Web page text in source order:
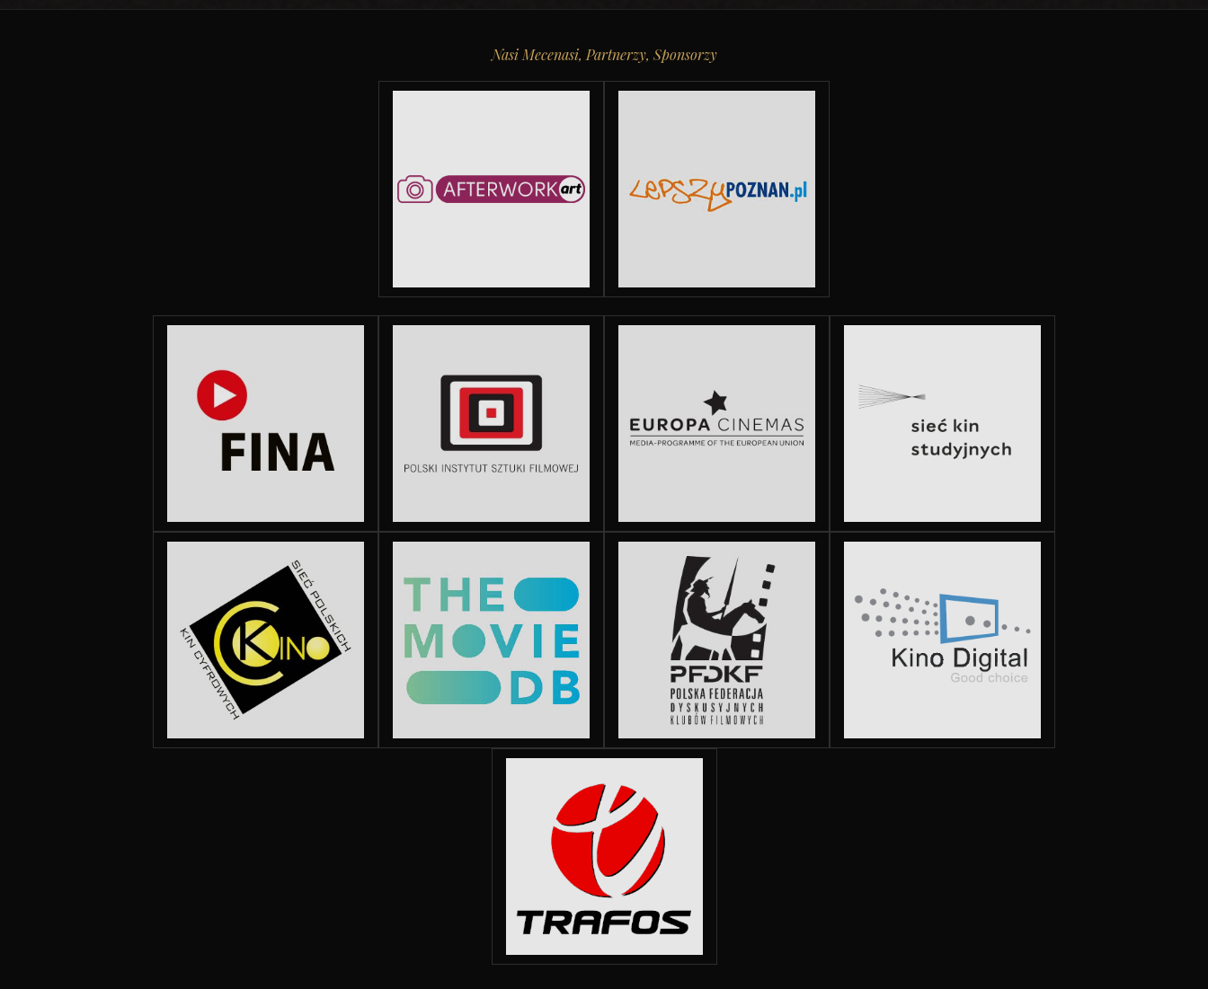
Nasi Mecenasi, Partnerzy, Sponsorzy